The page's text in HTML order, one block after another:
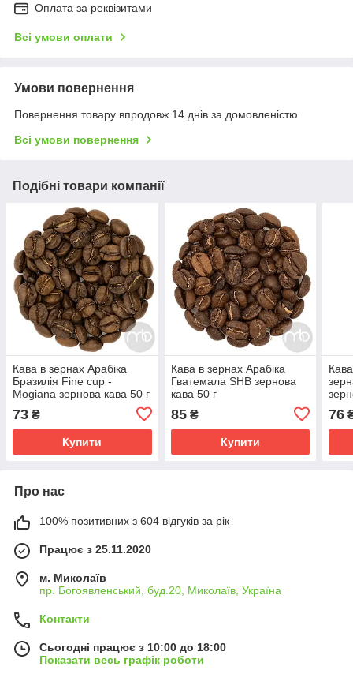
Оплата за реквізитами
Всі умови оплати
Умови повернення
Повернення товару впродовж 14 днів за домовленістю
Всі умови повернення
Подібні товари компанії
Кава в зернах Арабіка
Бразилія Fine cup -
Mogiana зернова кава 50 г
73 ₴
Купити
Кава в зернах Арабіка
Гватемала SHB зернова
кава 50 г
85₴
Купити
76
Про нас
100% позитивних з 604 відгуків за рік
Працює з 25.11.2020
м. Миколаїв
пр. Богоявленський, буд.20, Миколаїв, Україна
Контакти
Сьогодні працює з 10:00 до 18:00
Показати весь графік роботи